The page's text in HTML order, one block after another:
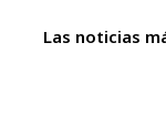
Las noticias